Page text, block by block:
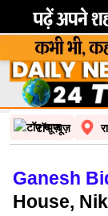
टॉप न्यूज़
Ganesh
House,